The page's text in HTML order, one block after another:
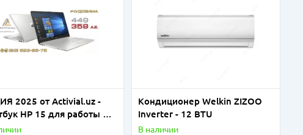
2025 от Activial.uz -
HP 15 для работы и
по СУПЕРЦЕНЕ
Кондиционер Welkin ZIZOO
Inverter - 12 BTU
В наличии